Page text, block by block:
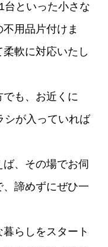
台といった小さな
用品片付けま
軟に対応いたし
でも、お近くに
シが入っていれば
、その場でお伺
諦めずにぜひ一
らしをスタート